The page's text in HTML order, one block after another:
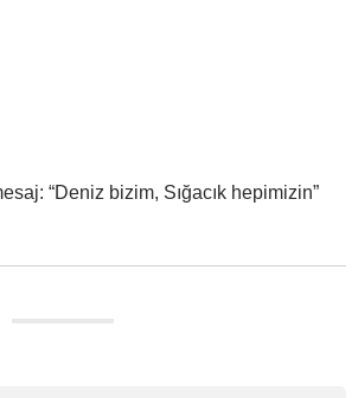
“Deniz bizim, Sığacık hepimizin”